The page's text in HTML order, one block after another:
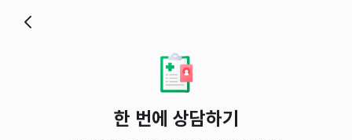
한 번에 상담하기